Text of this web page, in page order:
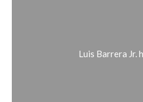
Luis Barrera Jr.